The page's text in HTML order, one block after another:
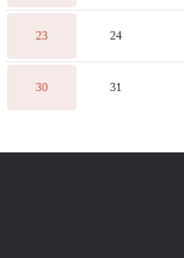
23 24
30 31